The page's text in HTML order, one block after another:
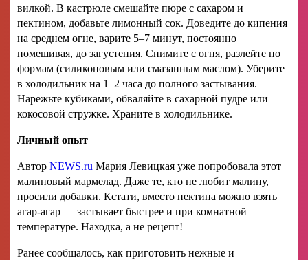
вилкой. В кастрюле смешайте пюре с сахаром и
пектином, добавьте лимонный сок. Доведите до кипения
на среднем огне, варите 5–7 минут, постоянно
помешивая, до загустения. Снимите с огня, разлейте по
формам (силиконовым или смазанным маслом). Уберите
в холодильник на 1–2 часа до полного застывания.
Нарежьте кубиками, обваляйте в сахарной пудре или
кокосовой стружке. Храните в холодильнике.
Личный опыт
Автор NEWS.ru Мария Левицкая уже попробовала этот
малиновый мармелад. Даже те, кто не любит малину,
просили добавки. Кстати, вместо пектина можно взять
агар-агар — застывает быстрее и при комнатной
температуре. Находка, а не рецепт!
Ранее сообщалось, как приготовить нежные и